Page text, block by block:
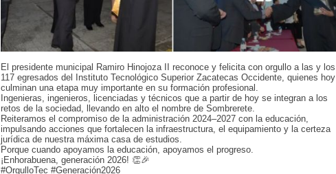
El presidente municipal Ramiro Hinojoza II reconoce y felicita con orgullo a las y los
117 egresados del Instituto Tecnológico Superior Zacatecas Occidente, quienes hoy
culminan una etapa muy importante en su formación profesional.
Ingenieras, ingenieros, licenciadas y técnicos que a partir de hoy se integran a los
retos de la sociedad, llevando en alto el nombre de Sombrerete.
Reiteramos el compromiso de la administración 2024–2027 con la educación,
impulsando acciones que fortalecen la infraestructura, el equipamiento y la certeza
jurídica de nuestra máxima casa de estudios.
Porque cuando apoyamos la educación, apoyamos el progreso.
¡Enhorabuena, generación 2026! 👏🎉
#OrgulloTec #Generación2026